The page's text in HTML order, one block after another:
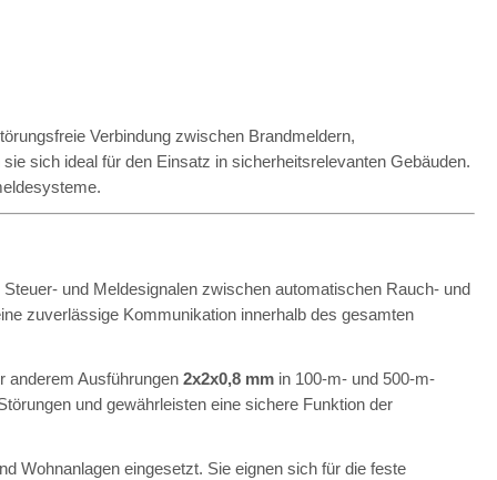
Verbindung zwischen Brandmeldern,
sich ideal für den Einsatz in sicherheitsrelevanten Gebäuden.
und Meldesignalen zwischen automatischen Rauch- und
zuverlässige Kommunikation innerhalb des gesamten
anderem Ausführungen 2x2x0,8 mm in 100-m- und 500-m-
und gewährleisten eine sichere Funktion der
Wohnanlagen eingesetzt. Sie eignen sich für die feste